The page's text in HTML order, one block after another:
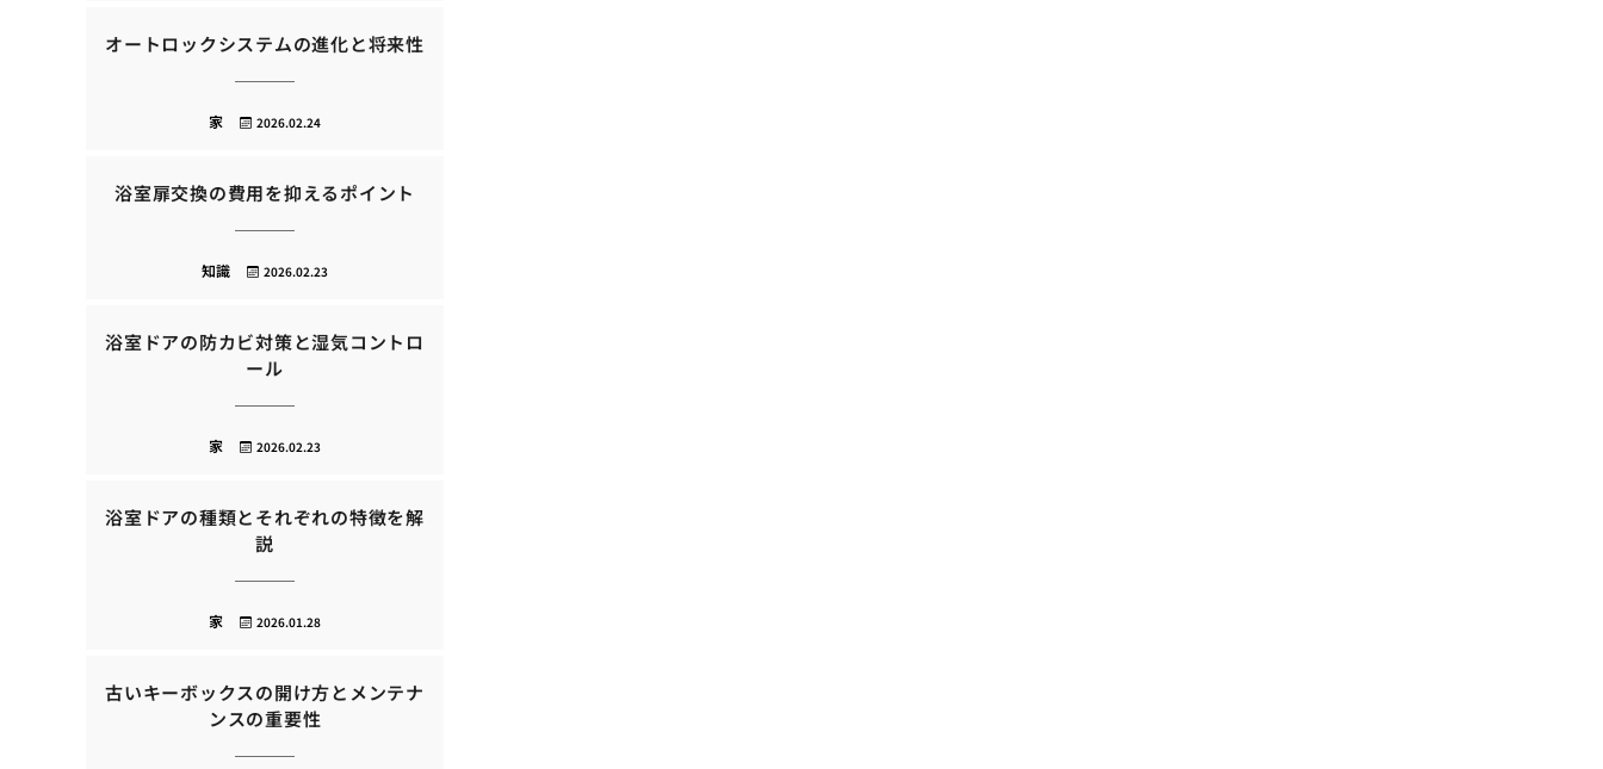
オートロックシステムの進化と将来性
2026.02.24
家
浴室扉交換の費用を抑えるポイント
2026.02.23
知識
浴室ドアの防カビ対策と湿気コントロ
ール
2026.02.23
家
浴室ドアの種類とそれぞれの特徴を解
説
2026.01.28
家
古いキーボックスの開け方とメンテナ
ンスの重要性